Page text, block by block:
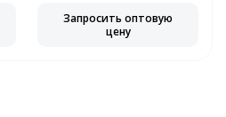
Запросить оптовую
цену